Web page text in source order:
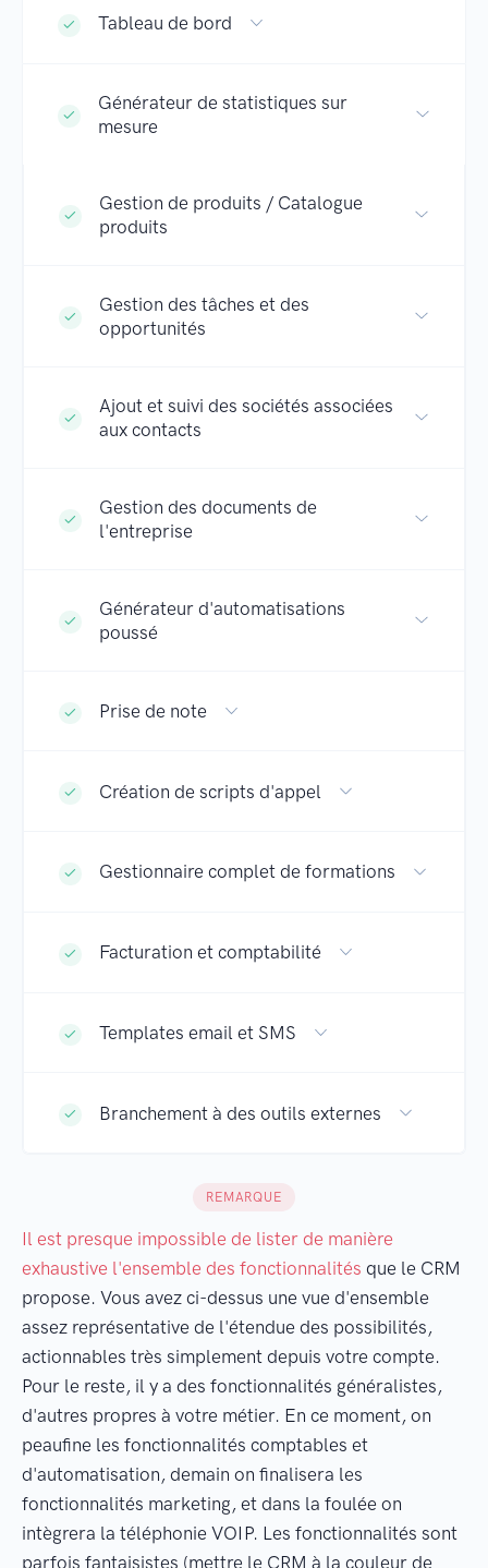
Tableau de bord
Générateur de statistiques sur
mesure
Gestion de produits / Catalogue
produits
Gestion des tâches et des
opportunités
Ajout et suivi des sociétés associées
aux contacts
Gestion des documents de
l'entreprise
Générateur d'automatisations
poussé
Prise de note
Création de scripts d'appel
Gestionnaire complet de formations
Facturation et comptabilité
Templates email et SMS
Branchement à des outils externes
REMARQUE
Il est presque impossible de lister de manière
exhaustive l'ensemble des fonctionnalités que le CRM
propose. Vous avez ci-dessus une vue d'ensemble
assez représentative de l'étendue des possibilités,
actionnables très simplement depuis votre compte.
Pour le reste, il y a des fonctionnalités généralistes,
d'autres propres à votre métier. En ce moment, on
peaufine les fonctionnalités comptables et
d'automatisation, demain on finalisera les
fonctionnalités marketing, et dans la foulée on
intègrera la téléphonie VOIP. Les fonctionnalités sont
parfois fantaisistes (mettre le CRM à la couleur de